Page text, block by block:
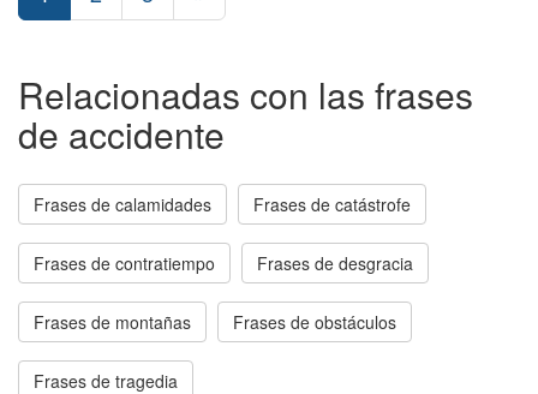
Relacionadas con las frases
de accidente
Frases de calamidades Frases de catástrofe
Frases de contratiempo Frases de desgracia
Frases de montañas Frases de obstáculos
Frases de tragedia